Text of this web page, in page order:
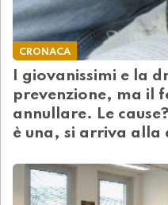
CRONACA
I giovanissimi e la
prevenzione, ma il
annullare. Le
è una, si arriva alla